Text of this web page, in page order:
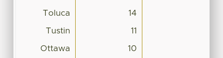
Toluca 14
Tustin 11
Ottawa 10